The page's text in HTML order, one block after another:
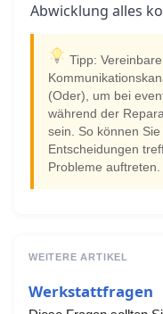
Abwicklung alles
Tipp:
(Oder), um bei
während der
sein. So können
Entscheidungen
Probleme auftreten.
WEITERE ARTIKEL
Werkstattfragen